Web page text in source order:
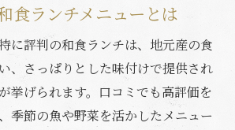
食ランチメニューとは
に評判の和食ランチは、地元産の食
、さっぱりとした味付けで提供され
挙げられます。口コミでも高評価を
季節の魚や野菜を活かしたメニュー